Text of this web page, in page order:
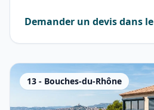
Demander un devis dans le
13 - Bouches-du-Rhône